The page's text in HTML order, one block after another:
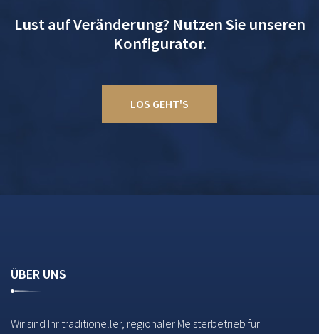
Lust auf Veränderung? Nutzen Sie unseren
Konfigurator.
LOS GEHT'S
ÜBER UNS
Wir sind Ihr traditioneller, regionaler Meisterbetrieb für